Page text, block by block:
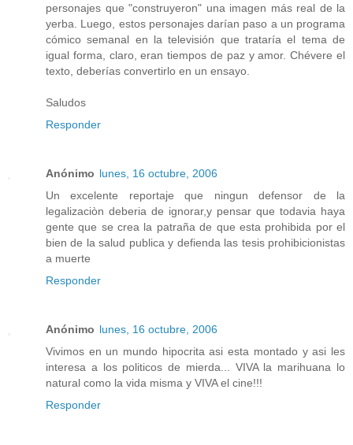
personajes que "construyeron" una imagen más real de la
yerba. Luego, estos personajes darían paso a un programa
cómico semanal en la televisión que trataría el tema de
igual forma, claro, eran tiempos de paz y amor. Chévere el
texto, deberías convertirlo en un ensayo.
Saludos
Responder
Anónimo lunes, 16 octubre, 2006
Un excelente reportaje que ningun defensor de la
legalizaciòn deberia de ignorar,y pensar que todavia haya
gente que se crea la patraña de que esta prohibida por el
bien de la salud publica y defienda las tesis prohibicionistas
a muerte
Responder
Anónimo lunes, 16 octubre, 2006
Vivimos en un mundo hipocrita asi esta montado y asi les
interesa a los politicos de mierda... VIVA la marihuana lo
natural como la vida misma y VIVA el cine!!!
Responder